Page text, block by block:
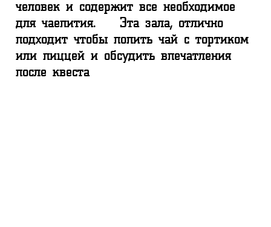
человек и содержит все необходимое
для чаепития. Эта зала, отлично
подходит чтобы попить чай с тортиком
или пиццей и обсудить впечатления
после квеста